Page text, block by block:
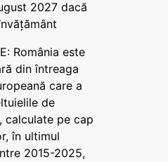
2027 dacă
România este
din întreaga
care a
de
calculate pe cap
în ultimul
2015-2025,